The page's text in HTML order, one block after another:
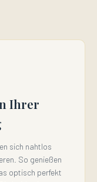
Ihrer
sich nahtlos
So genießen
optisch perfekt